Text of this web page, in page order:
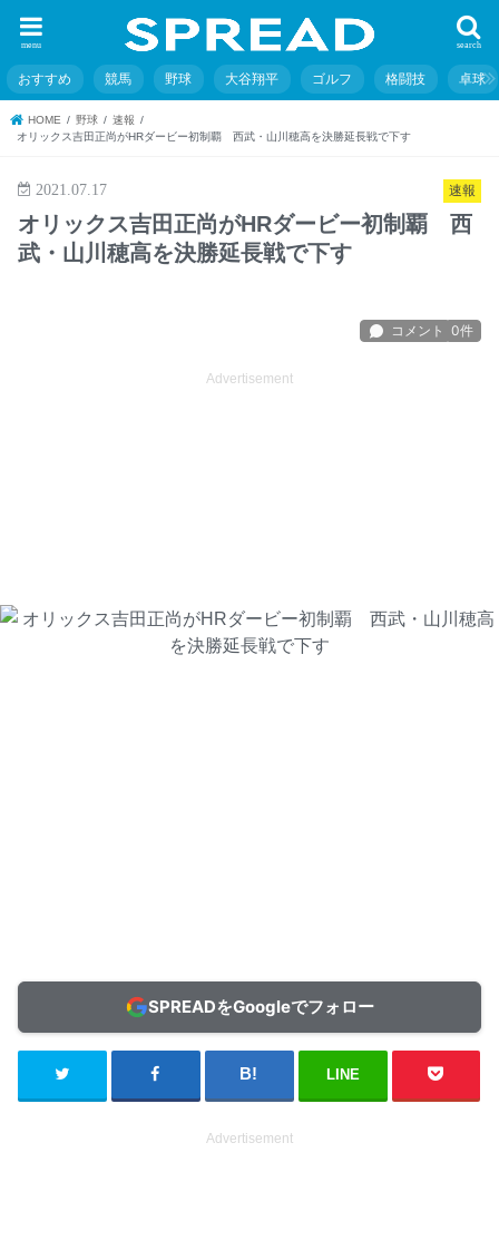
search
menu
おすすめ 競馬 野球 大谷翔平 ゴルフ 格闘技 卓球
HOME 野球
速報
オリックス吉田正尚がHRダービー初制覇 西武・山川穂高を決勝延長戦で下す
速報
2021.07.17
オリックス吉田正尚がHRダービー初制覇 西
武・山川穂高を決勝延長戦で下す
Advertisement
SPREADをGoogleでフォロー
LINE
Advertisement